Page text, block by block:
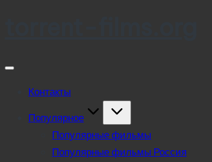
Контакты
Популярное
Популярные фильмы
Популярные фильмы Россия